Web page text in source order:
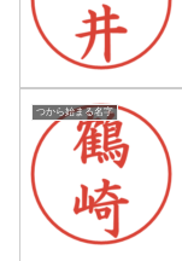
つから始まる名字